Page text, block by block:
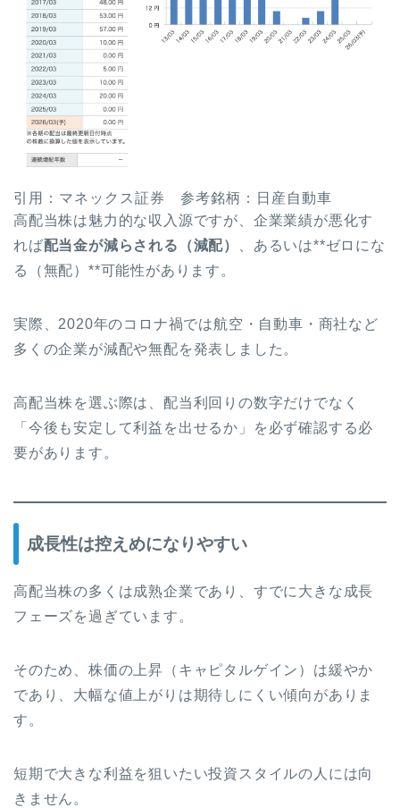
引用：マネックス証券 参考銘柄：日産自動車
高配当株は魅力的な収入源ですが、企業業績が悪化す
れば配当金が減らされる（減配）
、あるいは**ゼロにな
る（無配）**可能性があります。
実際、2020年のコロナ禍では航空・自動車・商社など
多くの企業が減配や無配を発表しました。
高配当株を選ぶ際は、配当利回りの数字だけでなく
「今後も安定して利益を出せるか」を必ず確認する必
要があります。
成長性は控えめになりやすい
高配当株の多くは成熟企業であり、すでに大きな成長
フェーズを過ぎています。
そのため、株価の上昇（キャピタルゲイン）は緩やか
であり、大幅な値上がりは期待しにくい傾向がありま
す。
短期で大きな利益を狙いたい投資スタイルの人には向
きません。